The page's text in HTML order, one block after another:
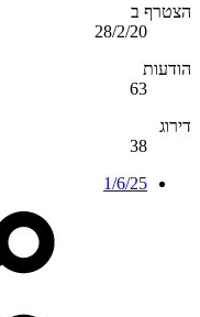
הצטרף ב
28/2/20
הודעות
63
דירוג
38
1/6/25